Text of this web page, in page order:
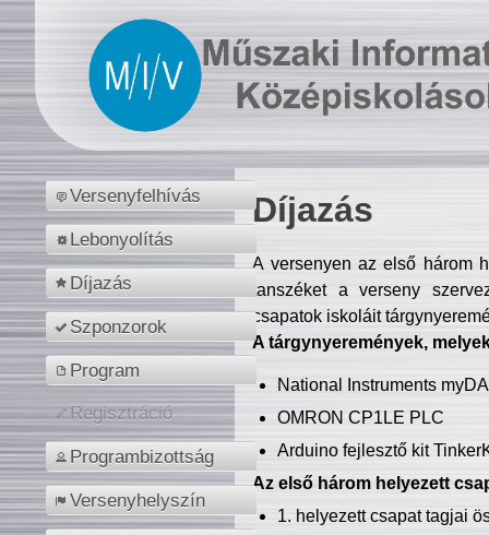
Versenyfelhívás
Lebonyolítás
Díjazás
Szponzorok
Program
Regisztráció
Programbizottság
Versenyhelyszín
Díjazás
A versenyen az első három
tanszéket a verseny
csapatok iskoláit
A tárgynyeremények,
National Instruments
OMRON CP1LE PLC
Arduino fejlesztő kit
Az első három helyezett
1. helyezett csapat tagjai